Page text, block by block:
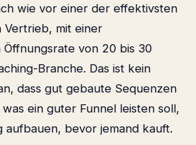
wie vor einer der effektivsten
Vertrieb, mit einer
von 20 bis 30
Branche. Das ist kein
dass gut gebaute Sequenzen
ein guter Funnel leisten soll,
aufbauen, bevor jemand kauft.